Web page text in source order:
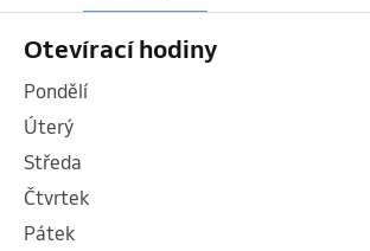
Otevírací hodiny
pondělí
úterý
středa
čtvrtek
pátek